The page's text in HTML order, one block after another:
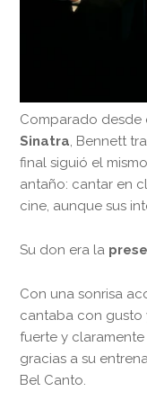
Comparado desde
Sinatra, Bennett
final siguió el
antaño: cantar en
cine, aunque sus
Su don era la
Con una sonrisa
cantaba con gusto
fuerte y
gracias a su
Bel Canto.